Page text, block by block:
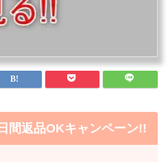
間返品OKキャンペーン!!